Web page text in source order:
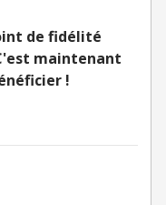
de fidélité
maintenant
!